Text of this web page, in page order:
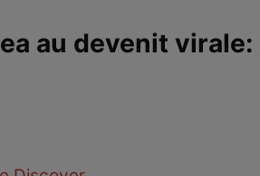
au devenit virale: